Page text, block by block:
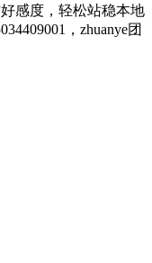
感度，轻松站稳本地
，zhuanye团